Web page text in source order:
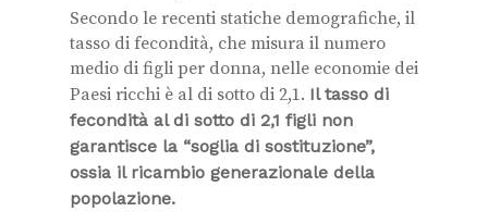
Secondo le recenti statiche demografiche, il
tasso di fecondità, che misura il numero
medio di figli per donna, nelle economie dei
Paesi ricchi è al di sotto di 2,1. Il tasso di
fecondità al di sotto di 2,1 figli non
garantisce la “soglia di sostituzione”,
ossia il ricambio generazionale della
popolazione.